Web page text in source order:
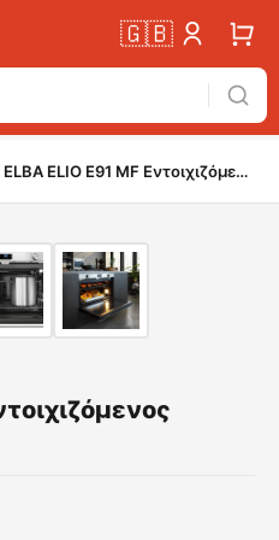
🇬🇧
ELBA ELIO E91 MF Εντοιχιζόμενος Φούρνος 90 cm